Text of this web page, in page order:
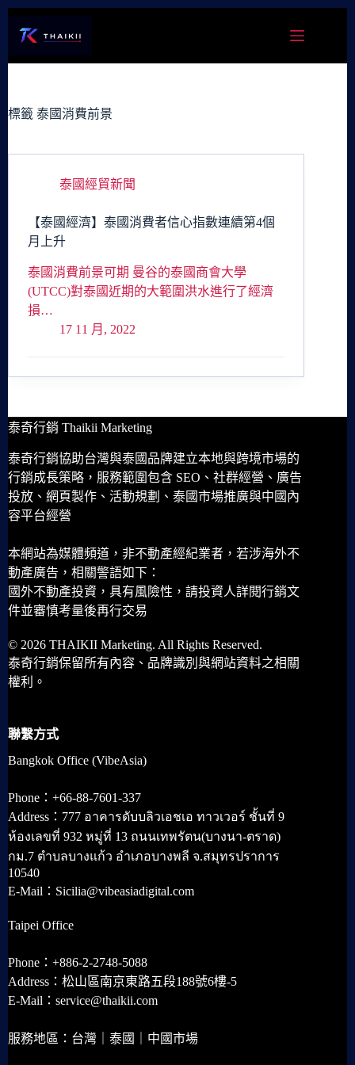
容
標籤 泰國消費前景
泰國經貿新聞
【泰國經濟】泰國消費者信心指數連續第4個
月上升
泰國消費前景可期 曼谷的泰國商會大學
(UTCC)對泰國近期的大範圍洪水進行了經濟
損…
17 11 月, 2022
泰奇行銷 Thaikii Marketing
泰奇行銷協助台灣與泰國品牌建立本地與跨境市場的
行銷成長策略，服務範圍包含 SEO、社群經營、廣告
投放、網頁製作、活動規劃、泰國市場推廣與中國內
容平台經營
本網站為媒體頻道，非不動產經紀業者，若涉海外不
動產廣告，相關警語如下：
國外不動產投資，具有風險性，請投資人詳閱行銷文
件並審慎考量後再行交易
© 2026 THAIKII Marketing. All Rights Reserved.
泰奇行銷保留所有內容、品牌識別與網站資料之相關
權利。
聯繫方式
Bangkok Office (VibeAsia)
Phone：+66-88-7601-337
Address：777 อาคารดับบลิวเอชเอ ทาวเวอร์ ชั้นที่ 9
ห้องเลขที่ 932 หมู่ที่ 13 ถนนเทพรัตน(บางนา-ตราด)
กม.7 ตำบลบางแก้ว อำเภอบางพลี จ.สมุทรปราการ
10540
E-Mail：Sicilia@vibeasiadigital.com
Taipei Office
Phone：+886-2-2748-5088
Address：松山區南京東路五段188號6樓-5
E-Mail：service@thaikii.com
服務地區：台灣｜泰國｜中國市場